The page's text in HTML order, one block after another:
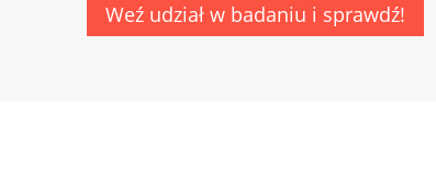
Weź udział w badaniu i sprawdź!